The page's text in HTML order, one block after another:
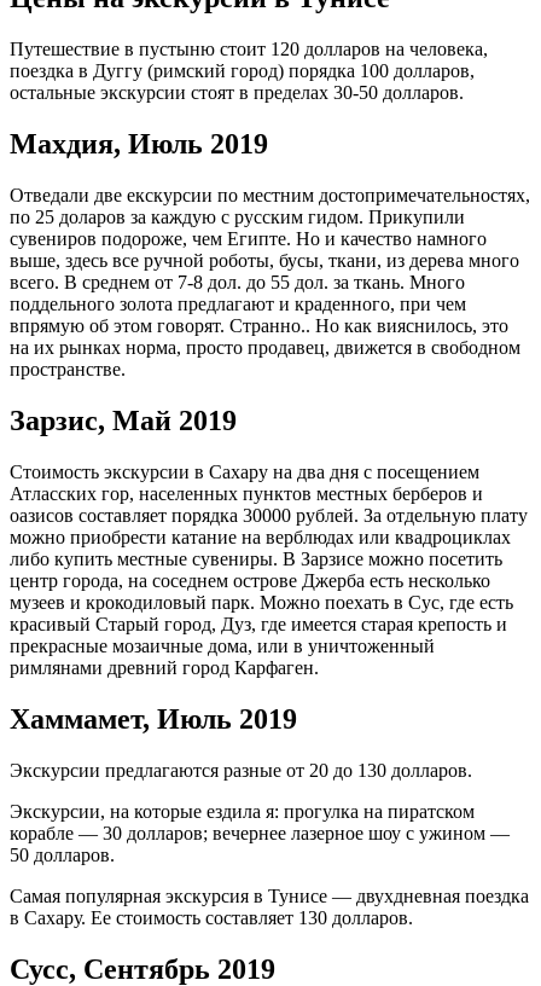
Путешествие в пустыню стоит 120 долларов на человека,
поездка в Дуггу (римский город) порядка 100 долларов,
остальные экскурсии стоят в пределах 30-50 долларов.
Махдия, Июль 2019
Отведали две екскурсии по местним достопримечательностях,
по 25 доларов за каждую с русским гидом. Прикупили
сувениров подороже, чем Египте. Но и качество намного
выше, здесь все ручной роботы, бусы, ткани, из дерева много
всего. В среднем от 7-8 дол. до 55 дол. за ткань. Много
поддельного золота предлагают и краденного, при чем
впрямую об этом говорят. Странно.. Но как вияснилось, это
на их рынках норма, просто продавец, движется в свободном
пространстве.
Зарзис, Май 2019
Стоимость экскурсии в Сахару на два дня с посещением
Атласских гор, населенных пунктов местных берберов и
оазисов составляет порядка 30000 рублей. За отдельную плату
можно приобрести катание на верблюдах или квадроциклах
либо купить местные сувениры. В Зарзисе можно посетить
центр города, на соседнем острове Джерба есть несколько
музеев и крокодиловый парк. Можно поехать в Сус, где есть
красивый Старый город, Дуз, где имеется старая крепость и
прекрасные мозаичные дома, или в уничтоженный
римлянами древний город Карфаген.
Хаммамет, Июль 2019
Экскурсии предлагаются разные от 20 до 130 долларов.
Экскурсии, на которые ездила я: прогулка на пиратском
корабле — 30 долларов; вечернее лазерное шоу с ужином —
50 долларов.
Самая популярная экскурсия в Тунисе — двухдневная поездка
в Сахару. Ее стоимость составляет 130 долларов.
Сусс, Сентябрь 2019